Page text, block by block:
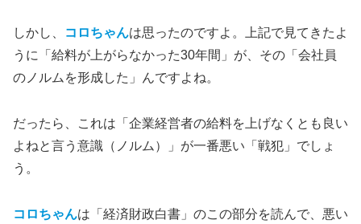
しかし、 コロちゃんは思ったのですよ。上記で見てきたよ
うに「給料が上がらなかった30年間」が、その「会社員
のノルムを形成した」んですよね。
だったら、これは「企業経営者の給料を上げなくとも良い
よねと言う意識（ノルム）」が一番悪い「戦犯」でしょ
う。
コロちゃんは「経済財政白書」のこの部分を読んで、悪い